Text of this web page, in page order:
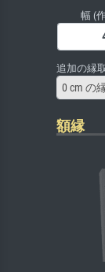
幅 (
追加の縁
0 cm の
額縁